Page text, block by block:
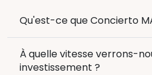
Qu'est-ce que Concierto
À quelle vitesse verrons-
investissement ?